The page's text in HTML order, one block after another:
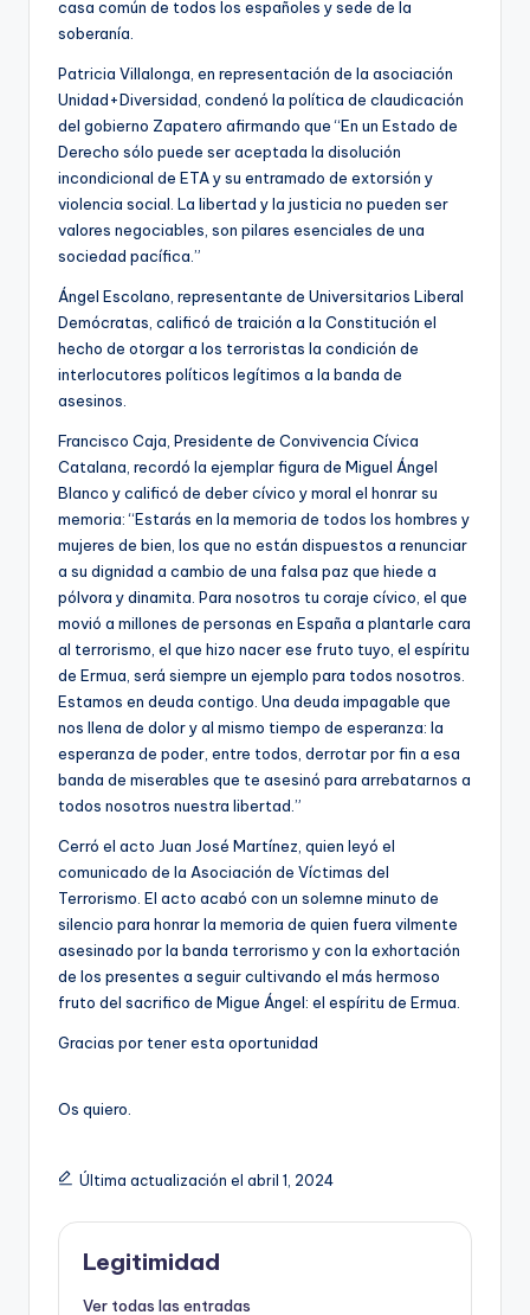
casa común de todos los españoles y sede de la
soberanía.
Patricia Villalonga, en representación de la asociación
Unidad+Diversidad, condenó la política de claudicación
del gobierno Zapatero afirmando que “En un Estado de
Derecho sólo puede ser aceptada la disolución
incondicional de ETA y su entramado de extorsión y
violencia social. La libertad y la justicia no pueden ser
valores negociables, son pilares esenciales de una
sociedad pacífica.”
Ángel Escolano, representante de Universitarios Liberal
Demócratas, calificó de traición a la Constitución el
hecho de otorgar a los terroristas la condición de
interlocutores políticos legítimos a la banda de
asesinos.
Francisco Caja, Presidente de Convivencia Cívica
Catalana, recordó la ejemplar figura de Miguel Ángel
Blanco y calificó de deber cívico y moral el honrar su
memoria: “Estarás en la memoria de todos los hombres y
mujeres de bien, los que no están dispuestos a renunciar
a su dignidad a cambio de una falsa paz que hiede a
pólvora y dinamita. Para nosotros tu coraje cívico, el que
movió a millones de personas en España a plantarle cara
al terrorismo, el que hizo nacer ese fruto tuyo, el espíritu
de Ermua, será siempre un ejemplo para todos nosotros.
Estamos en deuda contigo. Una deuda impagable que
nos llena de dolor y al mismo tiempo de esperanza: la
esperanza de poder, entre todos, derrotar por fin a esa
banda de miserables que te asesinó para arrebatarnos a
todos nosotros nuestra libertad.”
Cerró el acto Juan José Martínez, quien leyó el
comunicado de la Asociación de Víctimas del
Terrorismo. El acto acabó con un solemne minuto de
silencio para honrar la memoria de quien fuera vilmente
asesinado por la banda terrorismo y con la exhortación
de los presentes a seguir cultivando el más hermoso
fruto del sacrifico de Migue Ángel: el espíritu de Ermua.
Gracias por tener esta oportunidad
Os quiero.
Última actualización el abril 1, 2024
Legitimidad
Ver todas las entradas